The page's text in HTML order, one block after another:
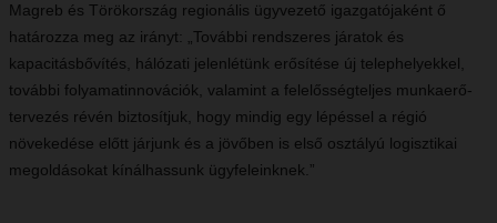
Magreb és Törökország regionális ügyvezető igazgatójaként ő
határozza meg az irányt: „További rendszeres járatok és
kapacitásbővítés, hálózati jelenlétünk erősítése új telephelyekkel,
további folyamatinnovációk, valamint a felelősségteljes munkaerő-
tervezés révén biztosítjuk, hogy mindig egy lépéssel a régió
növekedése előtt járjunk és a jövőben is első osztályú logisztikai
megoldásokat kínálhassunk ügyfeleinknek.”